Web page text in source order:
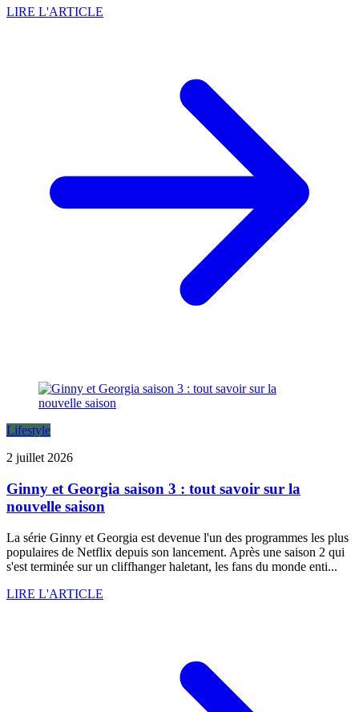
LIRE L'ARTICLE
Lifestyle
2 juillet 2026
Ginny et Georgia saison 3 : tout savoir sur la
nouvelle saison
La série Ginny et Georgia est devenue l'un des programmes les plus
populaires de Netflix depuis son lancement. Après une saison 2 qui
s'est terminée sur un cliffhanger haletant, les fans du monde enti...
LIRE L'ARTICLE